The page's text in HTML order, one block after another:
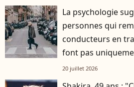
La psychologie
personnes qui
conducteurs en
font pas
20 juillet 2026